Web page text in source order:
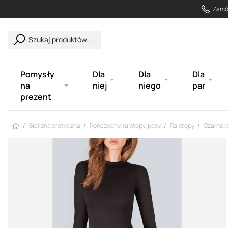
Szukaj produktów...
Pomysły
na
prezent
Dla
niej
Dla
niego
Dla
par
Strona główna
Bielizna erotyczna Pończochy, rajstopy, pasy Rajstopy Czarne